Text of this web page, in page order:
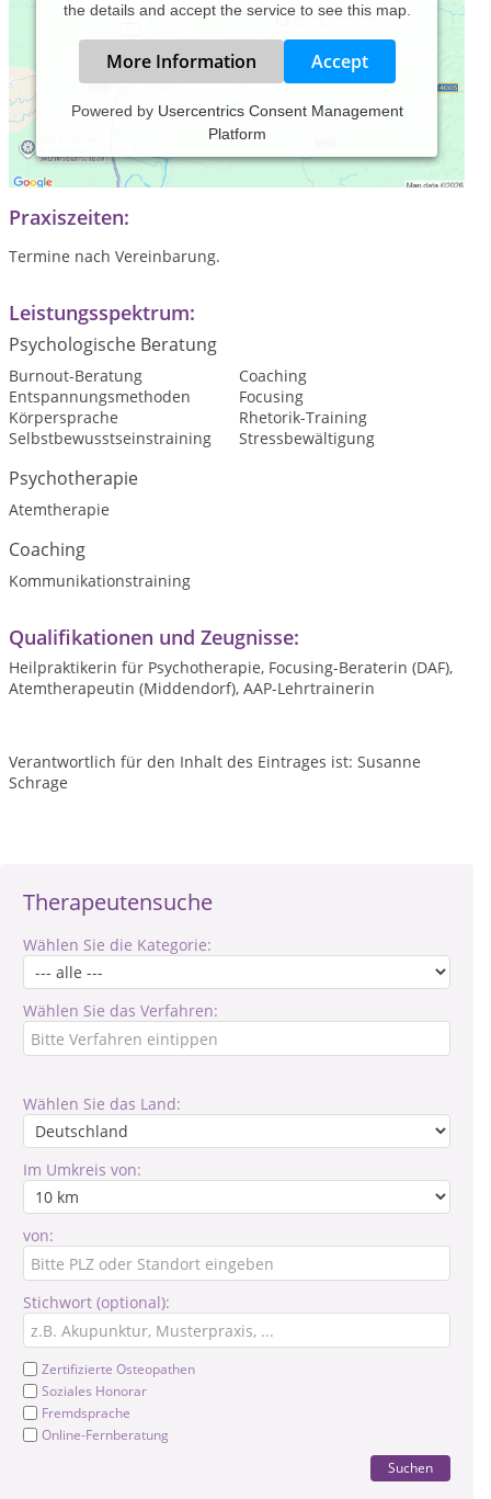
Therapeutensuche
Wählen Sie die Kategorie:
Wählen Sie das Verfahren:
Wählen Sie das Land:
Im Umkreis von:
von:
Stichwort (optional):
Zertifizierte Osteopathen
Soziales Honorar
Fremdsprache
Online-Fernberatung
Suchen
the details and accept the service to see this map.
More Information Accept
Powered by Usercentrics Consent Management
Platform
Focusing-Beratung, Ganzheitliches Stimmcoaching, Arbeit am
Atem
Praxiszeiten:
Termine nach Vereinbarung.
Leistungsspektrum:
Psychologische Beratung
Burnout-Beratung
Coaching
Entspannungsmethoden
Focusing
Körpersprache
Rhetorik-Training
Selbstbewusstseinstraining
Stressbewältigung
Psychotherapie
Atemtherapie
Coaching
Kommunikationstraining
Qualifikationen und Zeugnisse:
Heilpraktikerin für Psychotherapie, Focusing-Beraterin (DAF),
Atemtherapeutin (Middendorf), AAP-Lehrtrainerin
Verantwortlich für den Inhalt des Eintrages ist: Susanne
Schrage